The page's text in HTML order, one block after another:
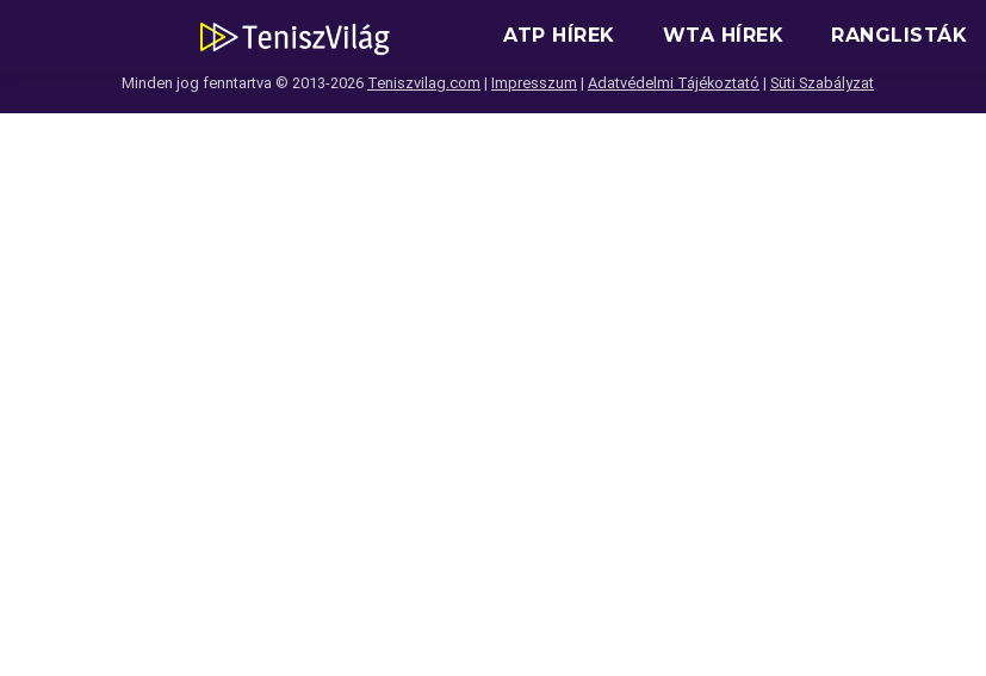
ATP HÍREK WTA HÍREK RANGLISTÁK
Minden jog fenntartva © 2013-2026 Teniszvilag.com | Impresszum | Adatvédelmi Tájékoztató | Süti Szabályzat